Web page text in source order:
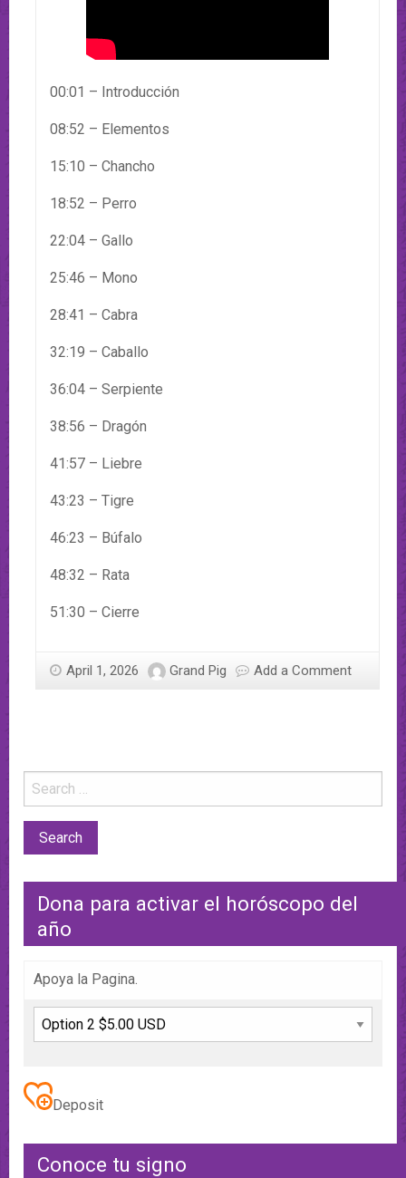
00:01 – Introducción
08:52 – Elementos
15:10 – Chancho
18:52 – Perro
22:04 – Gallo
25:46 – Mono
28:41 – Cabra
32:19 – Caballo
36:04 – Serpiente
38:56 – Dragón
41:57 – Liebre
43:23 – Tigre
46:23 – Búfalo
48:32 – Rata
51:30 – Cierre
April 1, 2026 Grand Pig Add a Comment
Dona para activar el horóscopo del
año
Apoya la Pagina.
Deposit
Conoce tu signo